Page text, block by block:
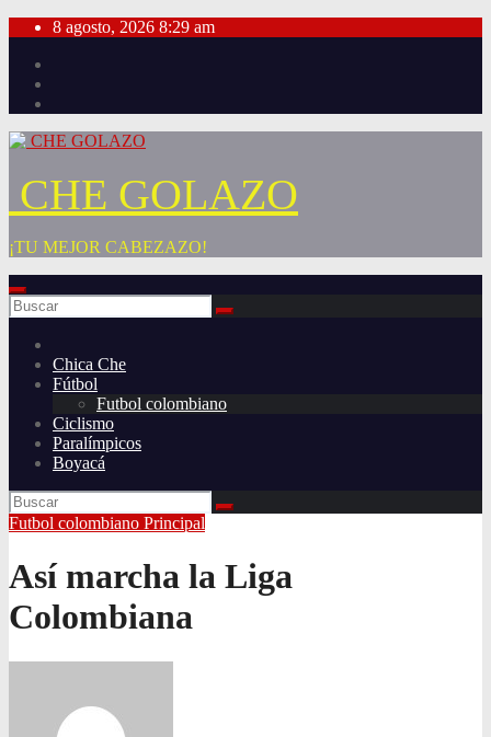
Saltar
contenido
8 agosto, 2026 8:29 am
CHE GOLAZO
¡TU MEJOR CABEZAZO!
Chica Che
Fútbol
Futbol colombiano
Ciclismo
Paralímpicos
Boyacá
Futbol colombiano Principal
Así marcha la Liga
Colombiana